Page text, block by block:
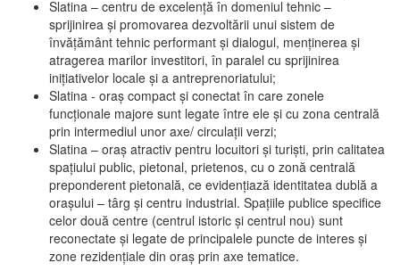
Slatina – centru de excelenţă în domeniul tehnic –
sprijinirea şi promovarea dezvoltării unui sistem de
învăţământ tehnic performant şi dialogul, menţinerea şi
atragerea marilor investitori, în paralel cu sprijinirea
iniţiativelor locale şi a antreprenoriatului;
Slatina - oraş compact şi conectat în care zonele
funcţionale majore sunt legate între ele şi cu zona centrală
prin intermediul unor axe/ circulații verzi;
Slatina – oraş atractiv pentru locuitori şi turişti, prin calitatea
spaţiului public, pietonal, prietenos, cu o zonă centrală
preponderent pietonală, ce evidenţiază identitatea dublă a
oraşului – târg şi centru industrial. Spaţiile publice specifice
celor două centre (centrul istoric şi centrul nou) sunt
reconectate şi legate de principalele puncte de interes şi
zone rezidenţiale din oraş prin axe tematice.